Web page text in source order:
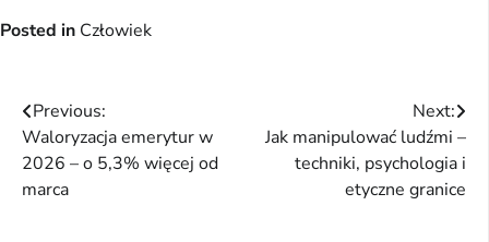
Posted in Człowiek
Nawigacja
wpisu
Previous:
Waloryzacja emerytur w
2026 – o 5,3% więcej od
marca
Next:
Jak manipulować ludźmi –
techniki, psychologia i
etyczne granice